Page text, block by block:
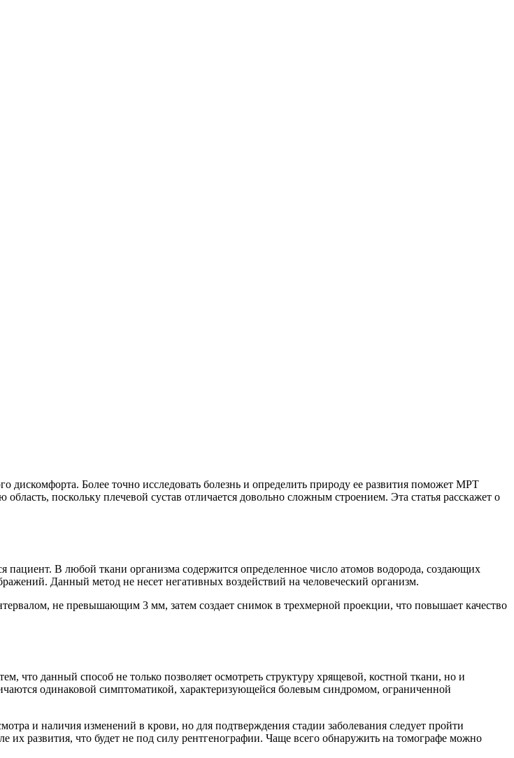
дискомфорта. Более точно исследовать болезнь и определить природу ее развития поможет МРТ
поскольку плечевой сустав отличается довольно сложным строением. Эта статья расскажет о
В любой ткани организма содержится определенное число атомов водорода, создающих
Данный метод не несет негативных воздействий на человеческий организм.
не превышающим 3 мм, затем создает снимок в трехмерной проекции, что повышает качество
что данный способ не только позволяет осмотреть структуру хрящевой, костной ткани, но и
одинаковой симптоматикой, характеризующейся болевым синдромом, ограниченной
и наличия изменений в крови, но для подтверждения стадии заболевания следует пройти
развития, что будет не под силу рентгенографии. Чаще всего обнаружить на томографе можно